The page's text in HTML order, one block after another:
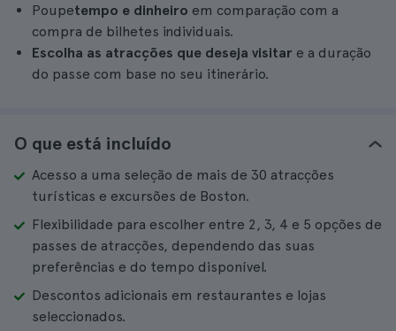
Poupetempo e dinheiro em comparação com a
compra de bilhetes individuais.
Escolha as atracções que deseja visitar e a duração
do passe com base no seu itinerário.
O que está incluído
Acesso a uma seleção de mais de 30 atracções
turísticas e excursões de Boston.
Flexibilidade para escolher entre 2, 3, 4 e 5 opções de
passes de atracções, dependendo das suas
preferências e do tempo disponível.
Descontos adicionais em restaurantes e lojas
seleccionados.